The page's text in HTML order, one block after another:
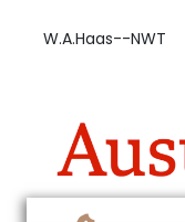
W.A.Haas--NWT